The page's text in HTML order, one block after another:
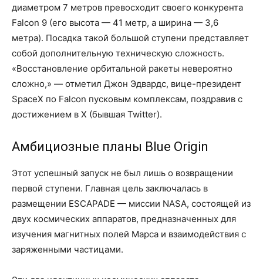
диаметром 7 метров превосходит своего конкурента
Falcon 9 (его высота — 41 метр, а ширина — 3,6
метра). Посадка такой большой ступени представляет
собой дополнительную техническую сложность.
«Восстановление орбитальной ракеты невероятно
сложно,» — отметил Джон Эдвардс, вице-президент
SpaceX по Falcon пусковым комплексам, поздравив с
достижением в X (бывшая Twitter).
Амбициозные планы Blue Origin
Этот успешный запуск не был лишь о возвращении
первой ступени. Главная цель заключалась в
размещении ESCAPADE — миссии NASA, состоящей из
двух космических аппаратов, предназначенных для
изучения магнитных полей Марса и взаимодействия с
заряженными частицами.